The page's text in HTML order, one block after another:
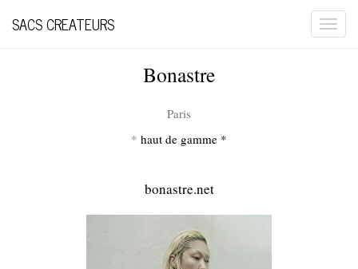
SACS CREATEURS
Bonastre
Paris
* haut de gamme *
bonastre.net